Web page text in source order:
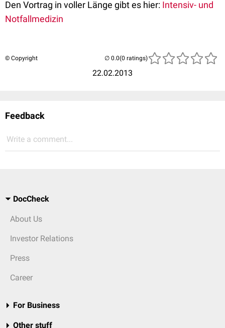
Den Vortrag in voller Länge gibt es hier: Intensiv- und
Notfallmedizin
© Copyright
22.02.2013
(0 ratings)
Feedback
Write a comment...
DocCheck
About Us
Investor Relations
Press
Career
For Business
Other stuff